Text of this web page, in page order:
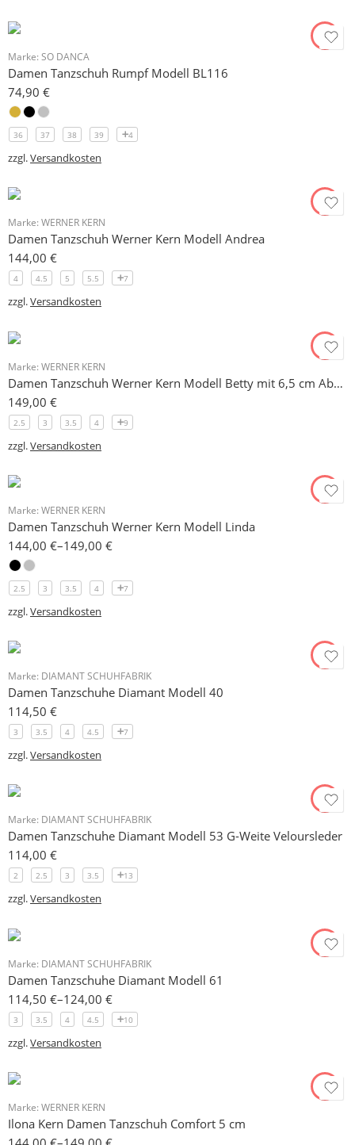
Marke: SO DANCA
Damen Tanzschuh Rumpf Modell BL116
74,90 €
36 37 38 39 4
zzgl.Versandkosten
Marke: WERNER KERN
Damen Tanzschuh Werner Kern Modell Andrea
144,00 €
4 4.5 5 5.5 7
zzgl.Versandkosten
Marke: WERNER KERN
Damen Tanzschuh Werner Kern Modell Betty mit 6,5 cm Absatz
149,00 €
2.5 3 3.5 4 9
zzgl.Versandkosten
Marke: WERNER KERN
Damen Tanzschuh Werner Kern Modell Linda
144,00 €–149,00 €
2.5 3 3.5 4 7
zzgl.Versandkosten
Marke: DIAMANT SCHUHFABRIK
Damen Tanzschuhe Diamant Modell 40
114,50 €
3 3.5 4 4.5 7
zzgl.Versandkosten
Marke: DIAMANT SCHUHFABRIK
Damen Tanzschuhe Diamant Modell 53 G-Weite Veloursleder
114,00 €
2 2.5 3 3.5 13
zzgl.Versandkosten
Marke: DIAMANT SCHUHFABRIK
Damen Tanzschuhe Diamant Modell 61
114,50 €–124,00 €
3 3.5 4 4.5 10
zzgl.Versandkosten
Marke: WERNER KERN
Ilona Kern Damen Tanzschuh Comfort 5 cm